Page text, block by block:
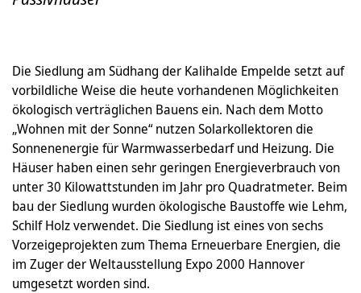
Die Siedlung am Südhang der Kalihalde Empelde setzt auf
vorbildliche Weise die heute vorhandenen Möglichkeiten
ökologisch verträglichen Bauens ein. Nach dem Motto
„Wohnen mit der Sonne“ nutzen Solarkollektoren die
Sonnenenergie für Warmwasserbedarf und Heizung. Die
Häuser haben einen sehr geringen Energieverbrauch von
unter 30 Kilowattstunden im Jahr pro Quadratmeter. Beim
bau der Siedlung wurden ökologische Baustoffe wie Lehm,
Schilf Holz verwendet. Die Siedlung ist eines von sechs
Vorzeigeprojekten zum Thema Erneuerbare Energien, die
im Zuger der Weltausstellung Expo 2000 Hannover
umgesetzt worden sind.